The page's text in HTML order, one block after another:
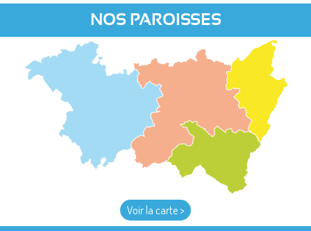
NOS PAROISSES
Voir la carte >